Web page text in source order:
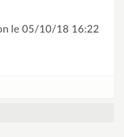
le 05/10/18 16:22